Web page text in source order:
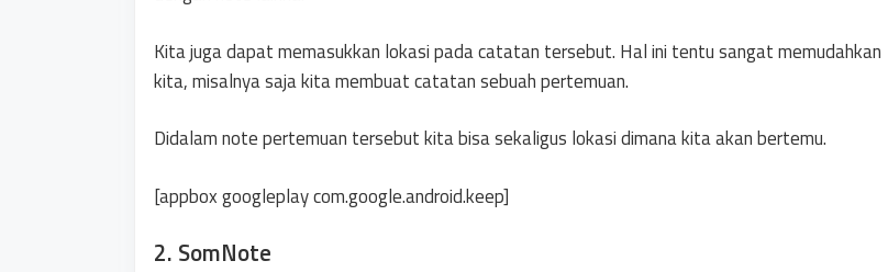
Kita juga dapat memasukkan lokasi pada catatan tersebut. Hal ini tentu sangat memudahkan
kita, misalnya saja kita membuat catatan sebuah pertemuan.
Didalam note pertemuan tersebut kita bisa sekaligus lokasi dimana kita akan bertemu.
[appbox googleplay com.google.android.keep]
2. SomNote